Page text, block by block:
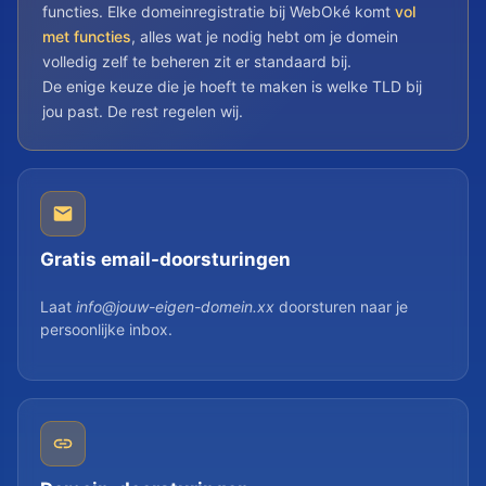
functies. Elke domeinregistratie bij WebOké komt vol
met functies, alles wat je nodig hebt om je domein
volledig zelf te beheren zit er standaard bij.
De enige keuze die je hoeft te maken is welke TLD bij
jou past. De rest regelen wij.
Gratis email-doorsturingen
Laat info@jouw-eigen-domein.xx doorsturen naar je
persoonlijke inbox.